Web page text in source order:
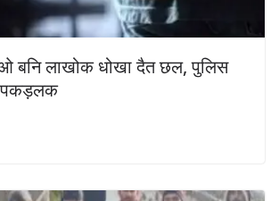
बनि लाखोक धोखा दैत छल, पुलिस
पकड़लक